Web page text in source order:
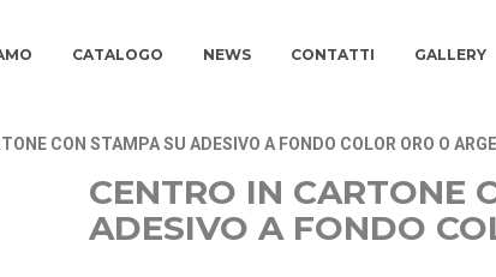
CATALOGO NEWS CONTATTI GALLERY
CON STAMPA SU ADESIVO A FONDO COLOR ORO O
CENTRO IN CARTONE
ADESIVO A FONDO